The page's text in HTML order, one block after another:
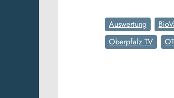
Auswertung
Oberpfalz TV